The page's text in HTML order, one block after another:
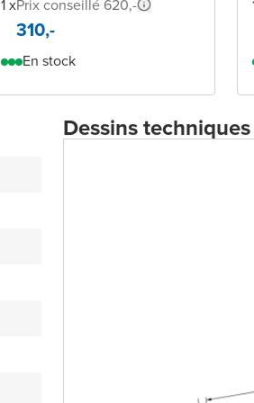
1 xPrix conseillé 620,-
310,-
En stock
Dessins techniques